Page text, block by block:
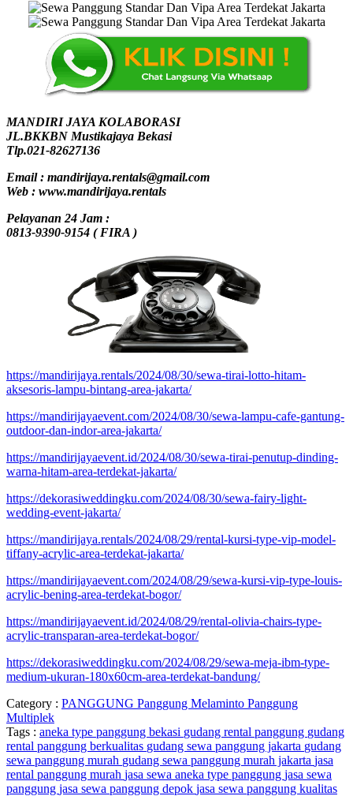
MANDIRI JAYA KOLABORASI
JL.BKKBN Mustikajaya Bekasi
Tlp.021-82627136
Email : mandirijaya.rentals@gmail.com
Web : www.mandirijaya.rentals
Pelayanan 24 Jam :
0813-9390-9154 ( FIRA )
https://mandirijaya.rentals/2024/08/30/sewa-tirai-lotto-hitam-
aksesoris-lampu-bintang-area-jakarta/
https://mandirijayaevent.com/2024/08/30/sewa-lampu-cafe-gantung-
outdoor-dan-indor-area-jakarta/
https://mandirijayaevent.id/2024/08/30/sewa-tirai-penutup-dinding-
warna-hitam-area-terdekat-jakarta/
https://dekorasiweddingku.com/2024/08/30/sewa-fairy-light-
wedding-event-jakarta/
https://mandirijaya.rentals/2024/08/29/rental-kursi-type-vip-model-
tiffany-acrylic-area-terdekat-jakarta/
https://mandirijayaevent.com/2024/08/29/sewa-kursi-vip-type-louis-
acrylic-bening-area-terdekat-bogor/
https://mandirijayaevent.id/2024/08/29/rental-olivia-chairs-type-
acrylic-transparan-area-terdekat-bogor/
https://dekorasiweddingku.com/2024/08/29/sewa-meja-ibm-type-
medium-ukuran-180x60cm-area-terdekat-bandung/
Category : PANGGUNG Panggung Melaminto Panggung
Multiplek
Tags : aneka type panggung bekasi gudang rental panggung gudang
rental panggung berkualitas gudang sewa panggung jakarta gudang
sewa panggung murah gudang sewa panggung murah jakarta jasa
rental panggung murah jasa sewa aneka type panggung jasa sewa
panggung jasa sewa panggung depok jasa sewa panggung kualitas